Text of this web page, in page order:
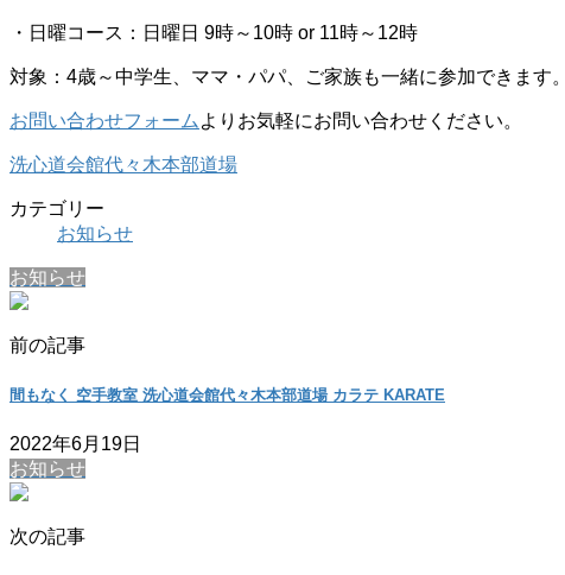
・日曜コース：日曜日 9時～10時 or 11時～12時
対象：4歳～中学生、ママ・パパ、ご家族も一緒に参加できます。
お問い合わせフォーム よりお気軽にお問い合わせください。
洗心道会館代々木本部道場
カテゴリー
お知らせ
お知らせ
前の記事
間もなく 空手教室 洗心道会館代々木本部道場 カラテ KARATE
2022年6月19日
お知らせ
次の記事